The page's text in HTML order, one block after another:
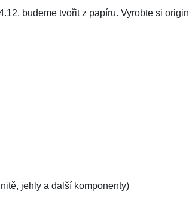
budeme tvořit z papíru. Vyrobte si
jehly a další komponenty)